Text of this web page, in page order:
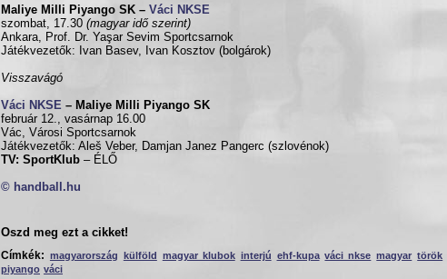
Maliye Milli Piyango SK – Váci NKSE
szombat, 17.30 (magyar idő szerint)
Ankara, Prof. Dr. Yaşar Sevim Sportcsarnok
Játékvezetők: Ivan Basev, Ivan Kosztov (bolgárok)
Visszavágó
Váci NKSE – Maliye Milli Piyango SK
február 12., vasárnap 16.00
Vác, Városi Sportcsarnok
Játékvezetők: Aleš Veber, Damjan Janez Pangerc (szlovénok)
TV: SportKlub – ÉLŐ
© handball.hu
Oszd meg ezt a cikket!
Címkék: magyarország külföld magyar klubok interjú ehf-kupa váci nkse magyar török
piyango váci